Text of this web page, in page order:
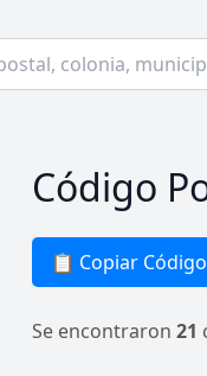
Código
📋 Copiar
Se encontraron 21